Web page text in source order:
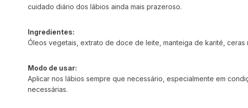
cuidado diário dos lábios ainda mais prazeroso.
Ingredientes:
Óleos vegetais, extrato de doce de leite, manteiga de karité,
Modo de usar:
Aplicar nos lábios sempre que necessário, especialmente em
necessárias.